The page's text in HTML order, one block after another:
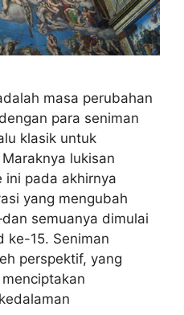
masa perubahan
para seniman
klasik untuk
lukisan
ini pada akhirnya
yang mengubah
semuanya dimulai
ke-15. Seniman
perspektif, yang